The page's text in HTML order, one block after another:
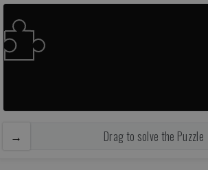
Drag to solve the Puzzle